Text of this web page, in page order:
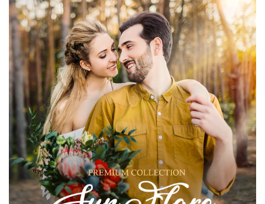
โปรดเลือก
Free Photoshop Overlay #19
Small 800*533px